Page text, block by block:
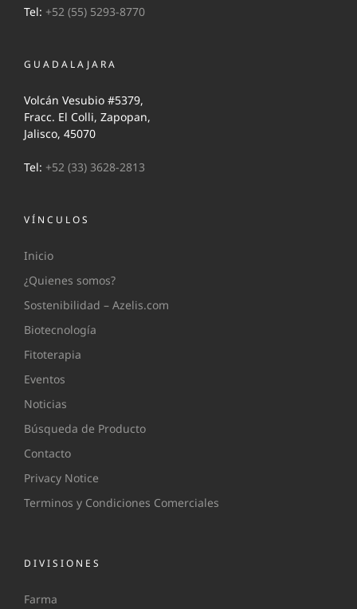
Tel: +52 (55) 5293-8770
GUADALAJARA
Volcán Vesubio #5379,
Fracc. El Colli, Zapopan,
Jalisco, 45070
Tel: +52 (33) 3628-2813
VÍNCULOS
Inicio
¿Quienes somos?
Sostenibilidad – Azelis.com
Biotecnología
Fitoterapia
Eventos
Noticias
Búsqueda de Producto
Contacto
Privacy Notice
Terminos y Condiciones Comerciales
DIVISIONES
Farma